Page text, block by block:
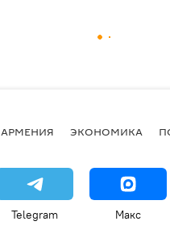
АРМЕНИЯ ЭКОНОМИКА
Telegram Макс